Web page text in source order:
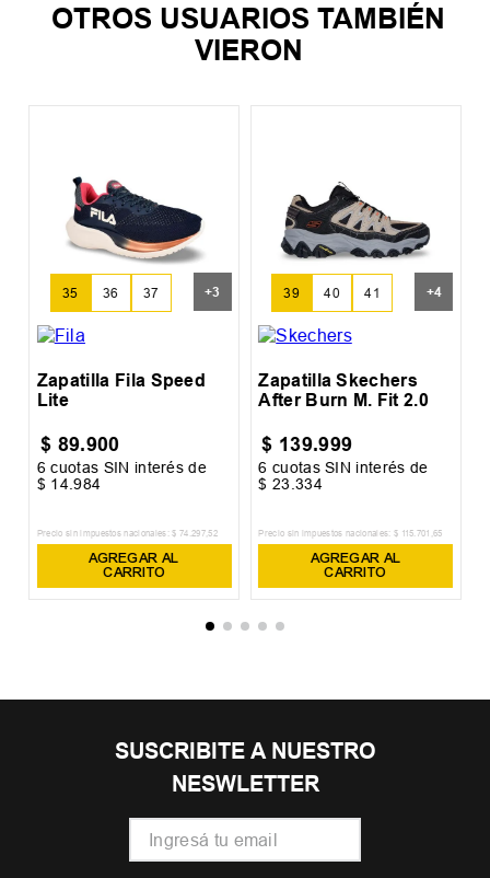
OTROS USUARIOS TAMBIÉN
VIERON
35 36 37 +3
Zapatilla Fila Speed
Lite
$ 89.900
6 cuotas SIN interés de
$ 14.984
Precio sin impuestos nacionales: $ 74 .297,52
AGREGAR AL
CARRITO
39 40 41 +4
Zapatilla Skechers
After Burn M. Fit 2.0
$ 139.999
6 cuotas SIN interés de
$ 23 334
Precio sin impuestos nacionales: $ 115.701 ,65
AGREGAR AL
CARRITO
SUSCRIBITE A NUESTRO
NESWLETTER